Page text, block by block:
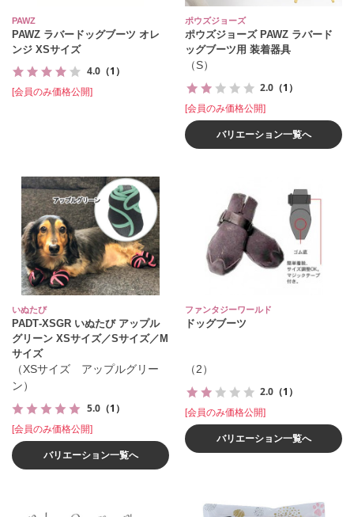
PAWZ
PAWZ ラバードッグブーツ オレ
ンジ XSサイズ
4.0 （1）
[会員のみ価格公開]
ポウズジョーズ
ポウズジョーズ PAWZ ラバード
ッグブーツ用 装着器具
（S）
2.0 （1）
[会員のみ価格公開]
バリエーション一覧へ
いぬたび
PADT‐XSGR いぬたび アップル
グリーン XSサイズ／Sサイズ／M
サイズ
（XSサイズ アップルグリー
ン）
5.0 （1）
[会員のみ価格公開]
バリエーション一覧へ
ファンタジーワールド
ドッグブーツ
（2）
2.0 （1）
[会員のみ価格公開]
バリエーション一覧へ